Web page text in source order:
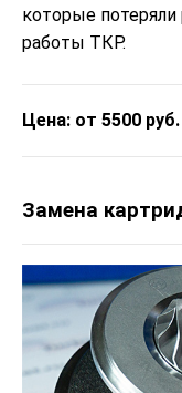
которые
работы ТКР.
Цена: от 5500 руб.
Замена